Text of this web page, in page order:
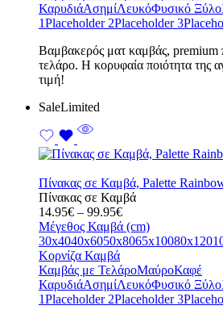
ΚαρυδιάΑσημίΛευκόΦυσικό Ξύλο
1Placeholder 2Placeholder 3
Bαμβακερός ματ καμβάς, premium
τελάρο. Η κορυφαία ποιότητα της
τιμή!
SaleLimited
Πίνακας σε Καμβά, Palette
Πίνακας σε Καμβά
14.95€ – 99.95€Price
range:
14.95€
99.95€
Μέγεθος Καμβά (cm)
30x4040x6050x8065x10080x120
Κορνίζα Καμβά
Καμβάς με ΤελάροΜαύροΚαφέ
ΚαρυδιάΑσημίΛευκόΦυσικό Ξύλο
1Placeholder 2Placeholder 3